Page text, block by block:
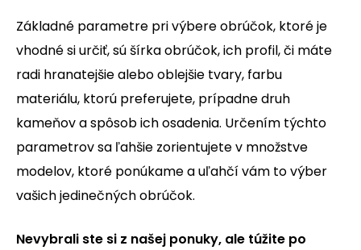
Základné parametre pri výbere obrúčok, ktoré je
vhodné si určiť, sú šírka obrúčok, ich profil, či máte
radi hranatejšie alebo oblejšie tvary, farbu
materiálu, ktorú preferujete, prípadne druh
kameňov a spôsob ich osadenia. Určením týchto
parametrov sa ľahšie zorientujete v množstve
modelov, ktoré ponúkame a uľahčí vám to výber
vašich jedinečných obrúčok.
Nevybrali ste si z našej ponuky, ale túžite po